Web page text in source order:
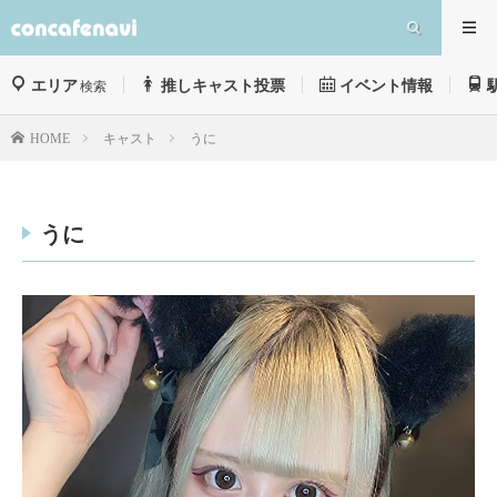
エリア検索 推しキャスト投票 イベント情報
HOME キャスト うに
うに